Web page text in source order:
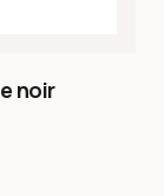
noir